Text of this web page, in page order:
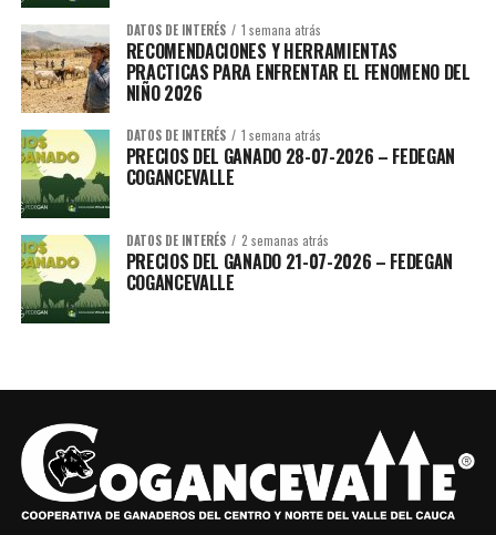
SESIÓN 13:Cómo hacer efectivos los bonos de carbono.
(Por Confirmar)CATARUBEN.
SESIÓN 14:Salida a Campo (Sistema productivo) Reserva Natural
El Hatico.Por: Carlos Hernando Molina– RESERVA NATURAL EL
HATICO.
SESIÓN 15:Gestión del recurso humano en la producción
sostenible.Por: Juan Fernando Suárez y Jorge Guerrero.
HACIENDA LUCERNA Y COGANCEVALLE.
PUBLICACIONES RELACIONADAS:
DATOS DE INTERÉS 1 semana atrás
RECOMENDACIONES Y HERRAMIENTAS
PRACTICAS PARA ENFRENTAR EL FENOMENO DEL
NIÑO 2026
DATOS DE INTERÉS 1 semana atrás
PRECIOS DEL GANADO 28-07-2026 – FEDEGAN
COGANCEVALLE
DATOS DE INTERÉS 2 semanas atrás
PRECIOS DEL GANADO 21-07-2026 – FEDEGAN
COGANCEVALLE